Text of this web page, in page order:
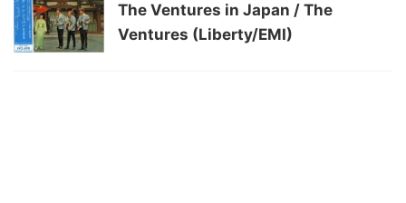
The Ventures in Japan / The
Ventures (Liberty/EMI)